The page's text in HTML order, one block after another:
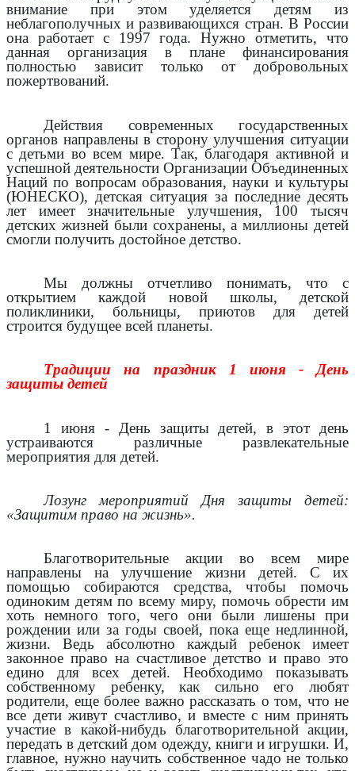
внимание при этом уделяется детям из
неблагополучных и развивающихся стран. В России
она работает с 1997 года. Нужно отметить, что
данная организация в плане финансирования
полностью зависит только от добровольных
пожертвований.
Действия современных государственных
органов направлены в сторону улучшения ситуации
с детьми во всем мире. Так, благодаря активной и
успешной деятельности Организации Объединенных
Наций по вопросам образования, науки и культуры
(ЮНЕСКО), детская ситуация за последние десять
лет имеет значительные улучшения, 100 тысяч
детских жизней были сохранены, а миллионы детей
смогли получить достойное детство.
Мы должны отчетливо понимать, что с
открытием каждой новой школы, детской
поликлиники, больницы, приютов для детей
строится будущее всей планеты.
Традиции на праздник 1 июня - День
защиты детей
1 июня - День защиты детей, в этот день
устраиваются различные развлекательные
мероприятия для детей.
Лoзунг мероприятий Дня защиты детей:
«Зaщитим пpaвo нa жизнь».
Благотворительные акции во всем мире
направлены на улучшение жизни детей. С их
помощью собираются средства, чтобы помочь
одиноким детям по всему миру, помочь обрести им
хоть немного того, чего они были лишены при
рождении или за годы своей, пока еще недлинной,
жизни. Ведь абсолютно каждый ребенок имеет
законное право на счастливое детство и право это
едино для всех детей. Необходимо показывать
собственному ребенку, как сильно его любят
родители, еще более важно рассказать о том, что не
все дети живут счастливо, и вместе с ним принять
участие в какой-нибудь благотворительной акции,
передать в детский дом одежду, книги и игрушки. И,
главное, нужно научить собственное чадо не только